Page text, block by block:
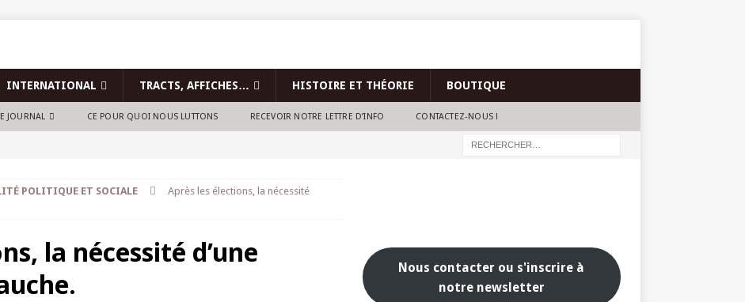
INTERNATIONAL TRACTS, AFFICHES… HISTOIRE ET THÉORIE BOUTIQUE
JOURNAL CE POUR QUOI NOUS LUTTONS RECEVOIR NOTRE LETTRE D’INFO CONTACTEZ-NOUS !
POLITIQUE ET SOCIALE
Après les élections, la nécessité
la nécessité d’une
Nous contacter ou s'inscrire à
notre newsletter